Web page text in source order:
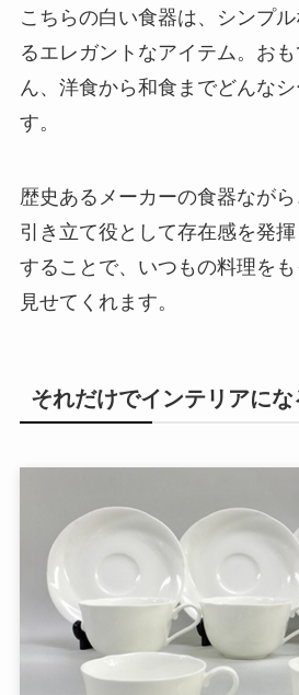
こちらの白い食器は、シンプ
るエレガントなアイテム。お
ん、洋食から和食までどんな
す。
歴史あるメーカーの食器なが
引き立て役として存在感を発
することで、いつもの料理を
見せてくれます。
それだけでインテリアに